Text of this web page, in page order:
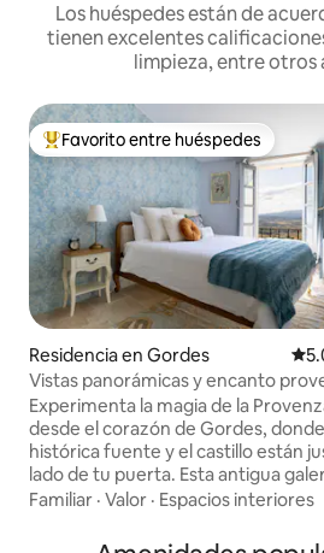
Los huéspedes están de
tienen excelentes
limpieza, entre otros
De los mejores en Favorito entre
Favorito entre huéspedes
Residencia en Gordes
Vistas panorámicas y encanto
en el centro de Gordes
Experimenta la magia de la
desde el corazón de Gordes,
histórica fuente y el castillo están
lado de tu puerta. Esta antigua
arte, cuidadosamente renovada,
cocina con detalles de cobre, un
Familiar · Valor · Espacios interiores